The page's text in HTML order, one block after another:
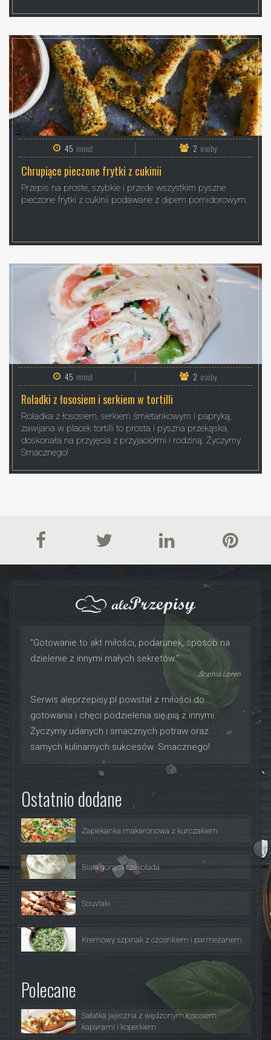
45 minut 2 osoby
Chrupiące pieczone frytki z cukinii
Przepis na proste, szybkie i przede wszystkim pyszne
pieczone frytki z cukinii podawane z dipem pomidorowym.
45 minut 2 osoby
Roladki z łososiem i serkiem w tortilli
Roladka z łososiem, serkiem śmietankowym i papryką,
zawijana w placek tortilli to prosta i pyszna przekąska,
doskonała na przyjęcia z przyjaciółmi i rodziną. Życzymy
Smacznego!
"Gotowanie to akt miłości, podarunek, sposób na
dzielenie z innymi małych sekretów."
Sophia Loren
Serwis aleprzepisy.pl powstał z miłości do
gotowania i chęci podzielenia się nią z innymi.
Życzymy udanych i smacznych potraw oraz
samych kulinarnych sukcesów. Smacznego!
Ostatnio dodane
Zapiekanka makaronowa z kurczakiem
Biała gorąca czekolada
Souvlaki
Kremowy szpinak z czosnkiem i parmezanem
Polecane
Sałatka jajeczna z wędzonym łososiem,
kaparami i koperkiem